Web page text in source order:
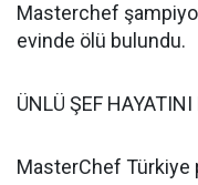
Masterchef
evinde ölü bulundu.
ÜNLÜ ŞEF
MasterChef Türkiye